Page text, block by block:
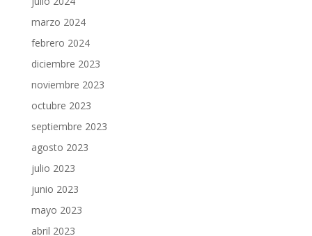
marzo 2024
febrero 2024
diciembre 2023
noviembre 2023
octubre 2023
septiembre 2023
agosto 2023
julio 2023
junio 2023
mayo 2023
abril 2023